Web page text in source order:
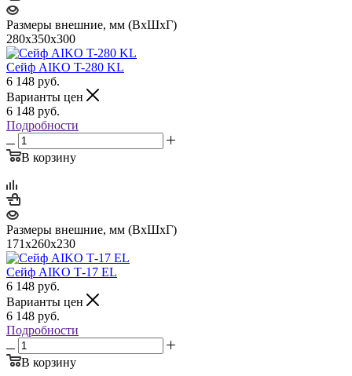
Размеры внешние, мм (ВхШхГ)
280x350x300
Сейф AIKO T-280 KL
6 148 руб.
Варианты цен
6 148 руб.
Подробности
В корзину
Размеры внешние, мм (ВхШхГ)
171x260x230
Сейф AIKO Т-17 EL
6 148 руб.
Варианты цен
6 148 руб.
Подробности
В корзину